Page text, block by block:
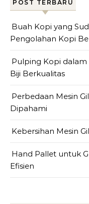
POST TERBARU
Buah Kopi yang
Pengolahan Kopi
Pulping Kopi
Biji Berkualitas
Perbedaan Mesin
Dipahami
Kebersihan Mesin
Hand Pallet untuk
Efisien